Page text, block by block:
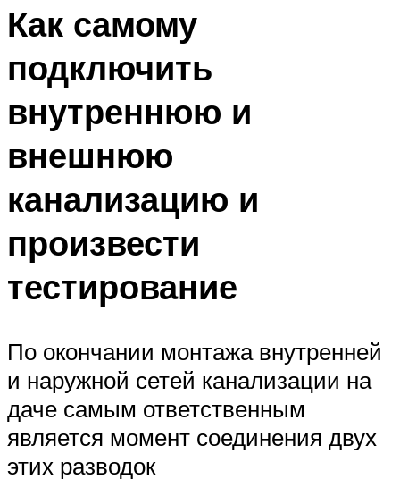
Как самому
подключить
внутреннюю и
внешнюю
канализацию и
произвести
тестирование
По окончании монтажа внутренней
и наружной сетей канализации на
даче самым ответственным
является момент соединения двух
этих разводок